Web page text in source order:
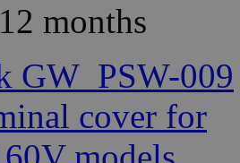
12 months